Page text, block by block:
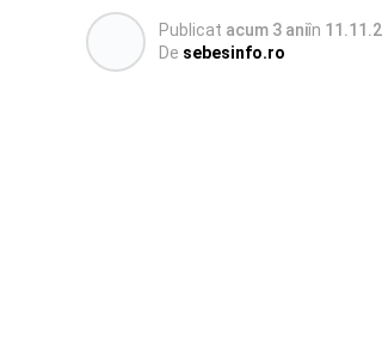
Publicat acum 3 aniîn
De sebesinfo.ro